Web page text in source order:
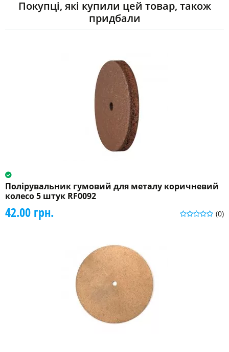
Покупці, які купили цей товар, також
придбали
Полірувальник гумовий для металу коричневий
колесо 5 штук RF0092
(0)
42.00 грн.